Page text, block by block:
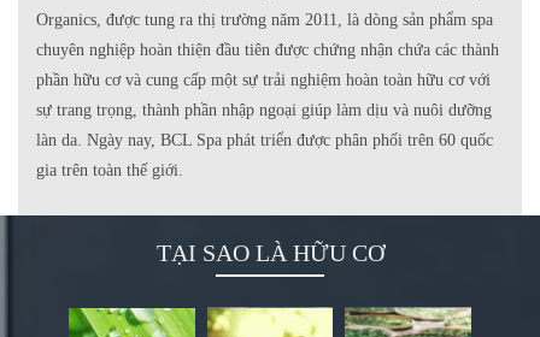
Organics, được tung ra thị trường năm 2011, là dòng sản phẩm spa
chuyên nghiệp hoàn thiện đầu tiên được chứng nhận chứa các thành
phần hữu cơ và cung cấp một sự trải nghiệm hoàn toàn hữu cơ với
sự trang trọng, thành phần nhập ngoại giúp làm dịu và nuôi dưỡng
làn da. Ngày nay, BCL Spa phát triển được phân phối trên 60 quốc
gia trên toàn thế giới.
TẠI SAO LÀ HỮU CƠ